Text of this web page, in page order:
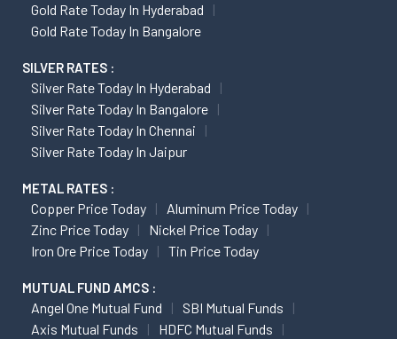
Gold Rate Today In Hyderabad
Gold Rate Today In Bangalore
SILVER RATES :
Silver Rate Today In Hyderabad
Silver Rate Today In Bangalore
Silver Rate Today In Chennai
Silver Rate Today In Jaipur
METAL RATES :
Copper Price Today
Aluminum Price Today
Zinc Price Today
Nickel Price Today
Iron Ore Price Today
Tin Price Today
MUTUAL FUND AMCS :
Angel One Mutual Fund
SBI Mutual Funds
Axis Mutual Funds
HDFC Mutual Funds